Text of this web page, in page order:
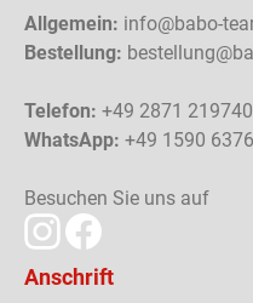
Allgemein: info@babo-
Bestellung:
Telefon: +49 2871 219740
WhatsApp: +49 1590
Besuchen Sie uns auf
Anschrift